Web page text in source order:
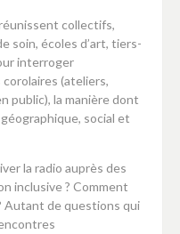
collectifs,
soin, écoles d’art, tiers-
interroger
(ateliers,
public), la manière dont
social et
la radio auprès des
inclusive ? Comment
Autant de questions qui